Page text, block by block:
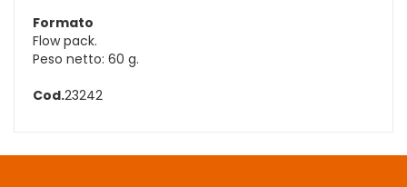
Formato
Flow pack.
Peso netto: 60 g.
Cod.23242